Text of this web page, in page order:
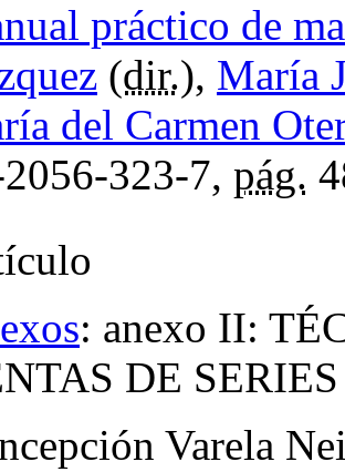
práctico de
(dir.), María
del Carmen
323-7, pág.
: anexo II:
DE
Varela